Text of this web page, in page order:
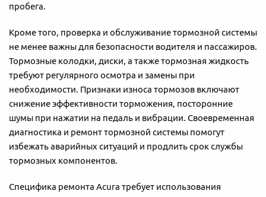
пробега.
Кроме того, проверка и обслуживание тормозной системы
не менее важны для безопасности водителя и пассажиров.
Тормозные колодки, диски, а также тормозная жидкость
требуют регулярного осмотра и замены при
необходимости. Признаки износа тормозов включают
снижение эффективности торможения, посторонние
шумы при нажатии на педаль и вибрации. Своевременная
диагностика и ремонт тормозной системы помогут
избежать аварийных ситуаций и продлить срок службы
тормозных компонентов.
Специфика ремонта Acura требует использования